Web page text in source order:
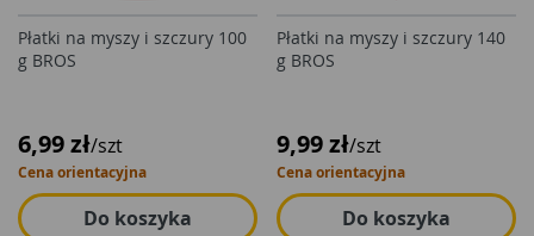
Płatki na myszy i szczury 100
g BROS
6,99 zł/szt
Cena orientacyjna
Do koszyka
Płatki na myszy i szczury 140
g BROS
9,99 zł/szt
Cena orientacyjna
Do koszyka